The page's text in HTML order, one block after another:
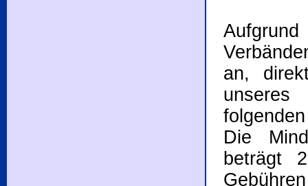
an,
unseres
Die
beträgt